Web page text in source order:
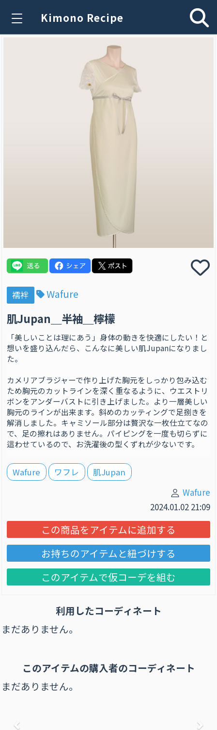
Kimono Recipe
襦袢 Wafure
肌Jupan＿半袖＿檸檬
「美しいことは理にあう」身体の動きを快適にしたい！と
想いを盛り込んだら、こんなに美しい肌Jupanになりまし
た。
カメリアブラジャーで作り上げた胸元をしっかり包み込む
ため胸元のカットラインを深く重なるように、ウエストリ
ボンをアンダーバストに引き上げました。より一層美しい
胸元のラインが出来ます。斜めのカッティングで足捌きを
解消しました。キャミソール部分は贅沢な一枚仕立てなの
で、足の擦れはありません。パイピングを一度も切らずに
這わせているので、お洗濯後の型くずれが少ないです。
Wafure ワフレ 肌Jupan
Wafure
2024.01.02 21:09
この商品をアイテムに追加する
お持ちのアイテムと紐づけする
このアイテムで仮コーデを組む
利用したコーディネート
まだありません。
このアイテムの購⼊者のコーディネート
まだありません。